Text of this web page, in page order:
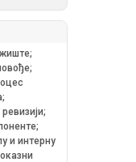
и интерну